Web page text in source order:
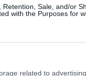
Sale, and/or
with the Purposes for
related to
esta función
matemática